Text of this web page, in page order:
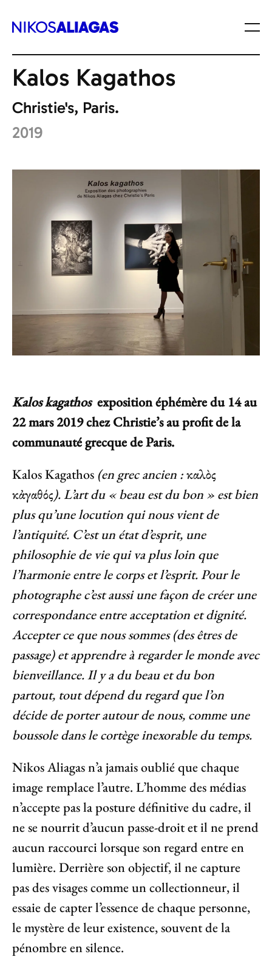
Nikos Aliagas
Toutes les expositions
Kalos Kagathos
Christie's, Paris.
2019
Kalos kagathosexposition éphémère du 14 au
22 mars 2019 chez Christie’s au profit de la
communauté grecque de Paris.
Kalos Kagathos (en grec ancien :καλὸς
κἀγαθός).L’art du « beau est du bon » est bien
plus qu’une locution qui nous vient de
l’antiquité. C’est un état d’esprit, une
philosophie de vie qui va plus loin que
l’harmonie entre le corps et l’esprit. Pour le
photographe c’est aussi une façon de créer une
correspondance entre acceptation et dignité.
Accepter ce que nous sommes (des êtres de
passage) et apprendre à regarder le monde avec
bienveillance. Il y a du beau et du bon
partout, tout dépend du regard que l’on
décide de porter autour de nous, comme une
boussole dans le cortège inexorable du temps.
Nikos Aliagas n’a jamais oublié que chaque
image remplace l’autre. L’homme des médias
n’accepte pas la posture définitive du cadre, il
ne se nourrit d’aucun passe-droit et il ne prend
aucun raccourci lorsque son regard entre en
lumière. Derrière son objectif, il ne capture
pas des visages comme un collectionneur, il
essaie de capter l’essence de chaque personne,
le mystère de leur existence, souvent de la
pénombre en silence.